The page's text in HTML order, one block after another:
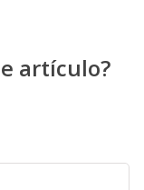
artículo?